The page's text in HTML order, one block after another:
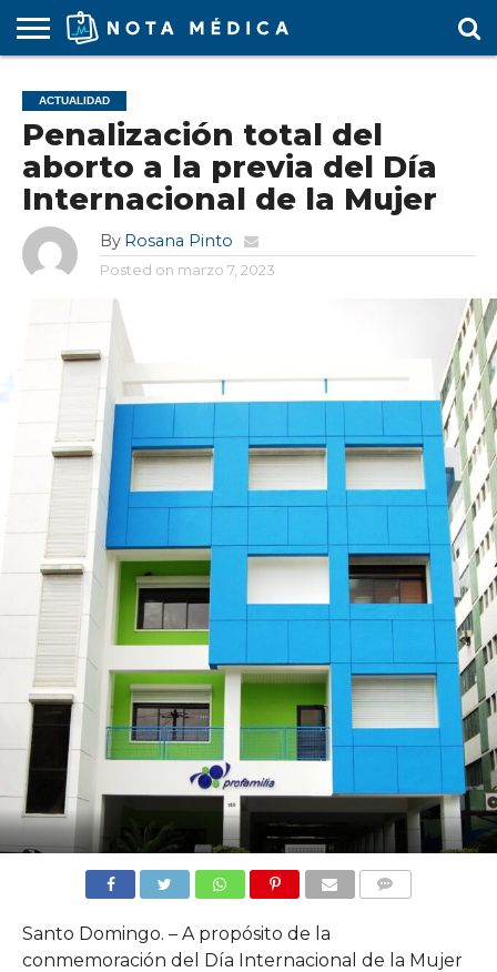
MÉDICA
ARS
ARTÍCULO
ACTUALIDAD
COLEGIO
MÉDICO
COVID-
19
EDUCACIÓN
MÉDICA
ESTUDIANTES
FARMACÉUTICAS
GUBERNAMENTAL
HOSPITALES
Y CLÍNICAS
MARKETING
MÉDICO
RESIDENTES
SALUD
LABORAL
SOCIEDADES
MÉDICAS
TURISMO
MÉDICO
VÍDEOS
ACTUALIDAD
Penalización total del
aborto a la previa del Día
Internacional de la Mujer
By Rosana Pinto
Posted on marzo 7, 2023
Santo Domingo. – A propósito de la
conmemoración del Día Internacional de la Mujer